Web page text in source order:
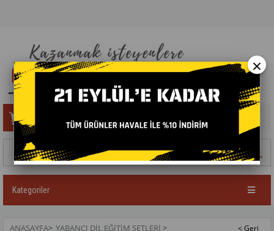
Kategoriler
ANASAYFA> YABANCI DIL EĞITIM SETLERI >
×